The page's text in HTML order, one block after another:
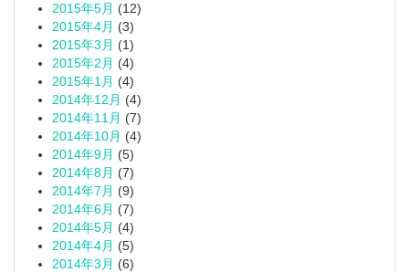
2015年5月 (12)
2015年4月 (3)
2015年3月 (1)
2015年2月 (4)
2015年1月 (4)
2014年12月 (4)
2014年11月 (7)
2014年10月 (4)
2014年9月 (5)
2014年8月 (7)
2014年7月 (9)
2014年6月 (7)
2014年5月 (4)
2014年4月 (5)
2014年3月 (6)